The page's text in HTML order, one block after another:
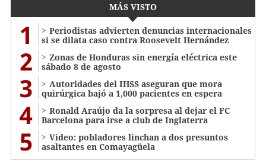
MÁS VISTO
1
Periodistas advierten denuncias internacionales
si se dilata caso contra Roosevelt Hernández
2
Zonas de Honduras sin energía eléctrica este
sábado 8 de agosto
3
Autoridades del IHSS aseguran que mora
quirúrgica bajó a 1,000 pacientes en espera
4
Ronald Araújo da la sorpresa al dejar el FC
Barcelona para irse a club de Inglaterra
5
Video: pobladores linchan a dos presuntos
asaltantes en Comayagüela